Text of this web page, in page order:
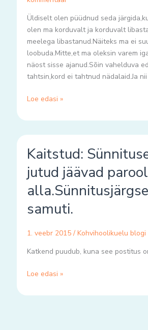
Üldiselt olen püüdnud seda
olen ma korduvalt ja korduvalt
meelega libastanud.Näiteks ma ei
loobuda.Mitte,et ma oleksin varem
näost sisse ajanud.Sõin vahelduva
tahtsin,kord ei tahtnud nädalaid.Ja
Loe edasi »
Kaitstud:
jutud jäävad
samuti.
1. veebr 2015 / Kohvihoolikuelu blogi
Katkend puudub, kuna see postitus
Sünnituseelsed
jäävad
parooli
jutud
Loe edasi »